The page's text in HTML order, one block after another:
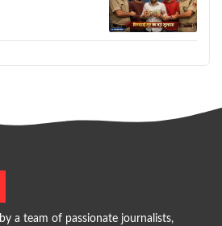
a team of passionate journalists,